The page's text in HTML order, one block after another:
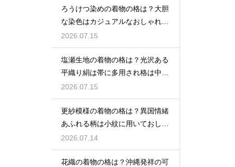
ろうけつ染めの着物の格は？大胆
な染色はカジュアルなおしゃれ着
に最適
2026.07.15
塩瀬生地の着物の格は？光沢ある
平織り絹は帯に多用され格は中位
程度
2026.07.15
更紗模様の着物の格は？異国情緒
あふれる柄は小紋に用いておしゃ
れ着向き
2026.07.14
花織の着物の格は？沖縄発祥の可